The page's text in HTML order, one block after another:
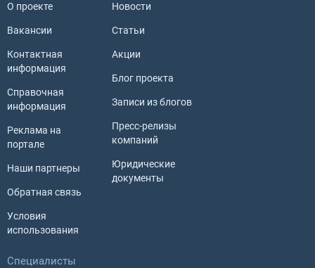
О проекте
Вакансии
Контактная
информация
Справочная
информация
Реклама на
портале
Наши партнеры
Обратная связь
Условия
использования
Новости
Статьи
Акции
Блог проекта
Записи из блогов
Пресс-релизы
компаний
Юридические
документы
Специалисты